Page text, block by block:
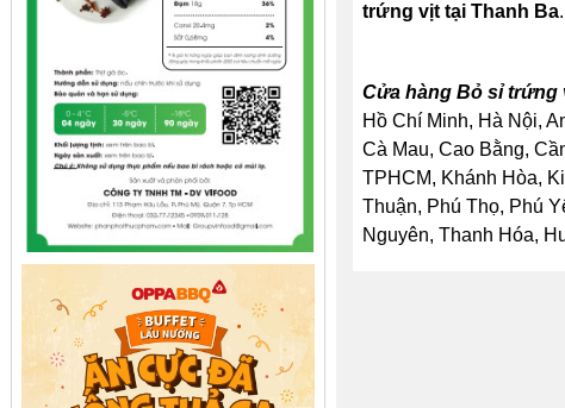
trứng vịt tại Thanh Ba.
Cửa hàng Bỏ sỉ trứng
Hồ Chí Minh, Hà Nội,
Cà Mau, Cao Bằng,
TPHCM, Khánh Hòa,
Thuận, Phú Thọ, Phú
Nguyên, Thanh Hóa,